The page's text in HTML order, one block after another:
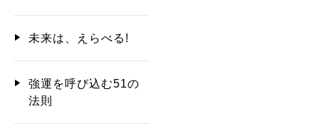
未来は、えらべる!
強運を呼び込む51の
法則